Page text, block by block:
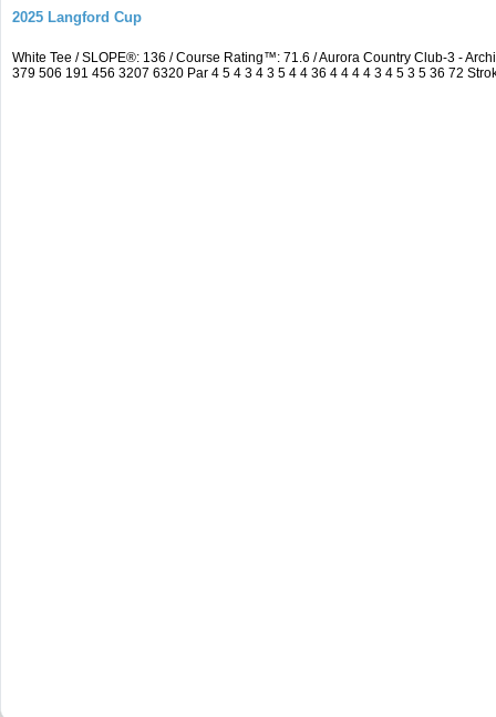
2025 Langford Cup
White Tee / SLOPE®: 136 / Course Rating™: 71.6 / Aurora Country Club-3 -
379 506 191 456 3207 6320 Par 4 5 4 3 4 3 5 4 4 36 4 4 4 4 3 4 5 3 5 36 72